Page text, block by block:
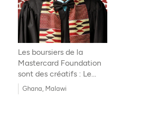
Les boursiers de la
Mastercard Foundation
sont des créatifs : Le
parcours de Nkosinathi
Mzembe
Ghana, Malawi